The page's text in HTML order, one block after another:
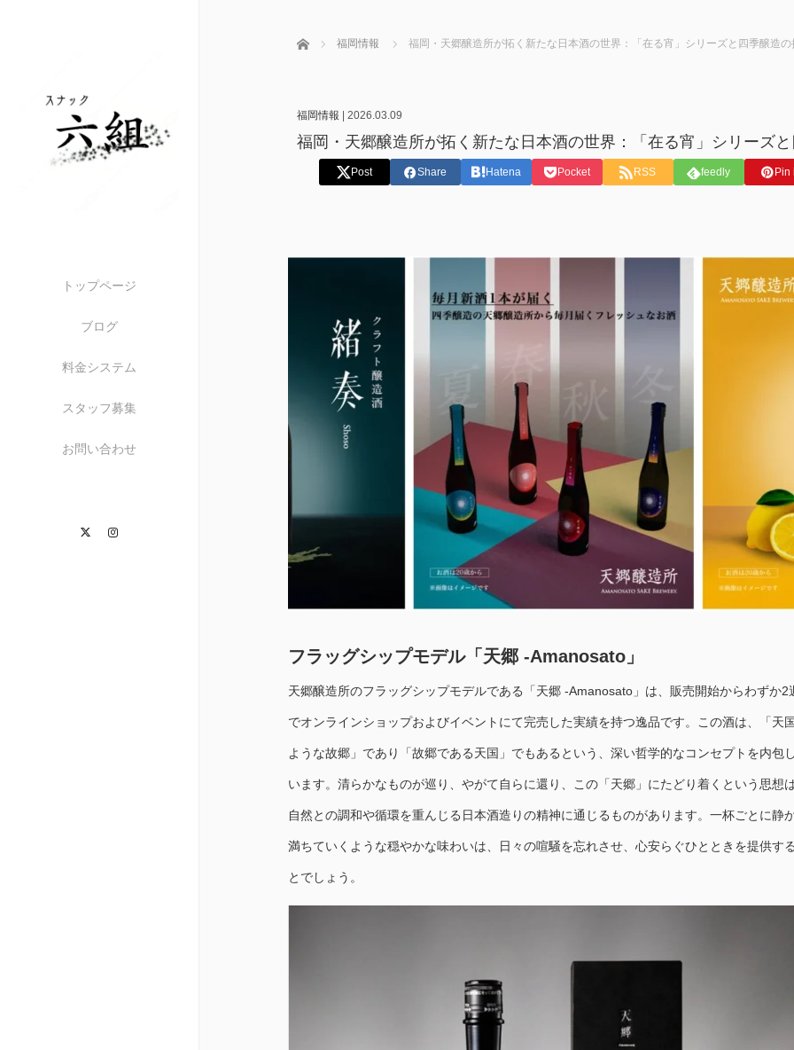
トップページ
ブログ
料金システム
スタッフ募集
お問い合わせ
Twitter
ホーム 福岡情報 福岡・天郷醸造所が拓く新たな日本酒の世界：「在る宵」シリーズと四季醸造の
福岡情報 2026.03.09
福岡・天郷醸造所が拓く新たな日本酒の世界：「在る宵」シリーズ
Post Share Hatena Pocket RSS feedly Pin
フラッグシップモデル「天郷 -Amanosato」
天郷醸造所のフラッグシップモデルである「天郷 -Amanosato」は、販売開始からわずか2
でオンラインショップおよびイベントにて完売した実績を持つ逸品です。この酒は、「天
ような故郷」であり「故郷である天国」でもあるという、深い哲学的なコンセプトを内包
います。清らかなものが巡り、やがて自らに還り、この「天郷」にたどり着くという思想
自然との調和や循環を重んじる日本酒造りの精神に通じるものがあります。一杯ごとに静
満ちていくような穏やかな味わいは、日々の喧騒を忘れさせ、心安らぐひとときを提供す
とでしょう。